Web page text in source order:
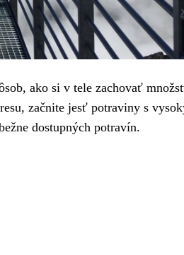
ako si v tele zachovať
začnite jesť potraviny s
dostupných potravín.